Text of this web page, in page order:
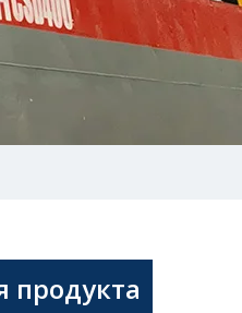
продукта